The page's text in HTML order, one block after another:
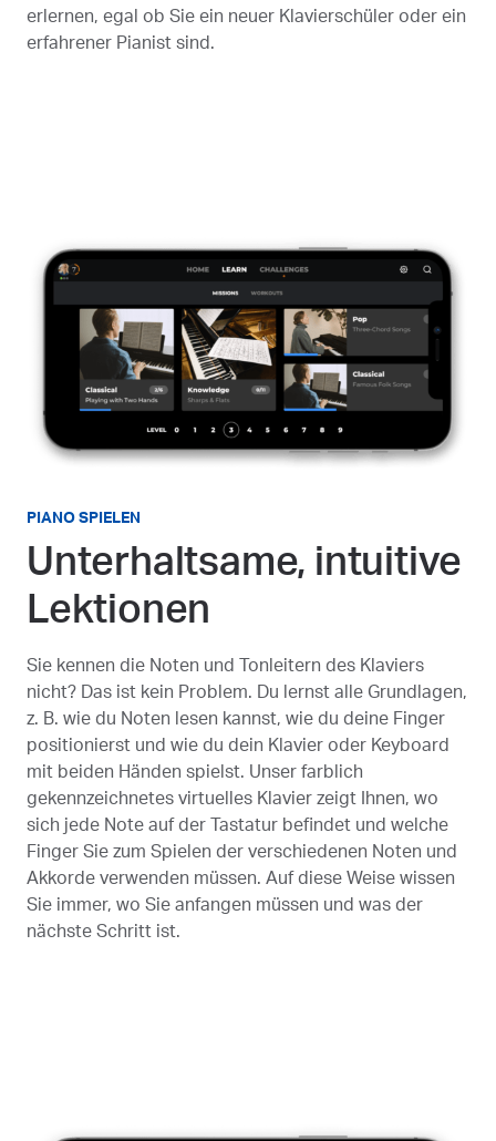
erlernen, egal ob Sie ein neuer Klavierschüler oder ein
erfahrener Pianist sind.
PIANO SPIELEN
Unterhaltsame, intuitive
Lektionen
Sie kennen die Noten und Tonleitern des Klaviers
nicht? Das ist kein Problem. Du lernst alle Grundlagen,
z. B. wie du Noten lesen kannst, wie du deine Finger
positionierst und wie du dein Klavier oder Keyboard
mit beiden Händen spielst. Unser farblich
gekennzeichnetes virtuelles Klavier zeigt Ihnen, wo
sich jede Note auf der Tastatur befindet und welche
Finger Sie zum Spielen der verschiedenen Noten und
Akkorde verwenden müssen. Auf diese Weise wissen
Sie immer, wo Sie anfangen müssen und was der
nächste Schritt ist.